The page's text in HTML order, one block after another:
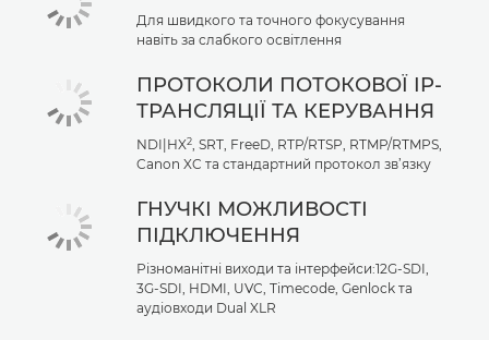
Для швидкого та точного фокусування
навіть за слабкого освітлення
ПРОТОКОЛИ ПОТОКОВОЇ IP-
ТРАНСЛЯЦІЇ ТА КЕРУВАННЯ
NDI|HX2, SRT, FreeD, RTP/RTSP, RTMP/RTMPS,
Canon XC та стандартний протокол зв’язку
ГНУЧКІ МОЖЛИВОСТІ
ПІДКЛЮЧЕННЯ
Різноманітні виходи та інтерфейси:12G-SDI,
3G-SDI, HDMI, UVC, Timecode, Genlock та
аудіовходи Dual XLR